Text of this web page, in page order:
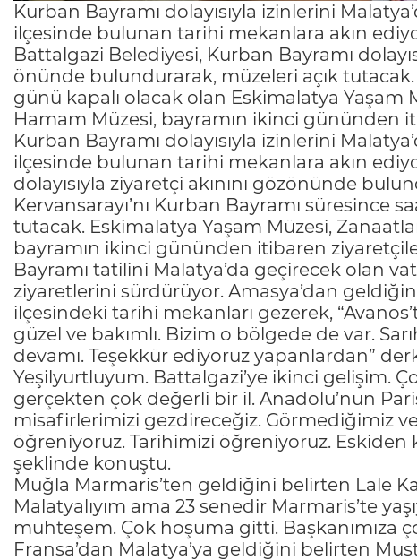
Kurban Bayramı dolayısıyla izinlerini
ilçesinde bulunan tarihi mekanlara akın
Battalgazi Belediyesi, Kurban Bayramı
önünde bulundurarak, müzeleri açık
günü kapalı olacak olan Eskimalatya Yaşam
Hamam Müzesi, bayramın ikinci gününden
Kurban Bayramı dolayısıyla izinlerini
ilçesinde bulunan tarihi mekanlara akın
dolayısıyla ziyaretçi akınını gözönünde
Kervansarayı’nı Kurban Bayramı süresince
tutacak. Eskimalatya Yaşam Müzesi,
bayramın ikinci gününden itibaren
Bayramı tatilini Malatya’da geçirecek olan
ziyaretlerini sürdürüyor. Amasya’dan
ilçesindeki tarihi mekanları gezerek,
güzel ve bakımlı. Bizim o bölgede de var.
devamı. Teşekkür ediyoruz yapanlardan”
Yeşilyurtluyum. Battalgazi’ye ikinci gelişim.
gerçekten çok değerli bir il. Anadolu’nun
misafirlerimizi gezdireceğiz. Görmediğimiz
öğreniyoruz. Tarihimizi öğreniyoruz. Eskiden
şeklinde konuştu.
Muğla Marmaris’ten geldiğini belirten Lale
Malatyalıyım ama 23 senedir Marmaris’te
muhteşem. Çok hoşuma gitti. Başkanımıza
Fransa’dan Malatya’ya geldiğini belirten